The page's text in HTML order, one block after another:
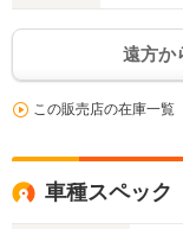
遠方か
この販売店の在庫一覧
車種スペック